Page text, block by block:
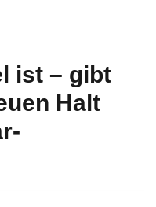
ist – gibt
Halt